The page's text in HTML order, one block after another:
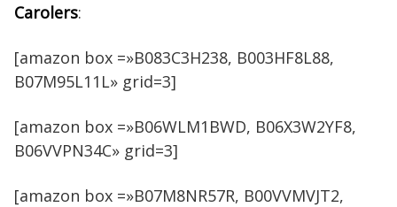
Carolers:
[amazon box =»B083C3H238, B003HF8L88,
B07M95L11L» grid=3]
[amazon box =»B06WLM1BWD, B06X3W2YF8,
B06VVPN34C» grid=3]
[amazon box =»B07M8NR57R, B00VVMVJT2,